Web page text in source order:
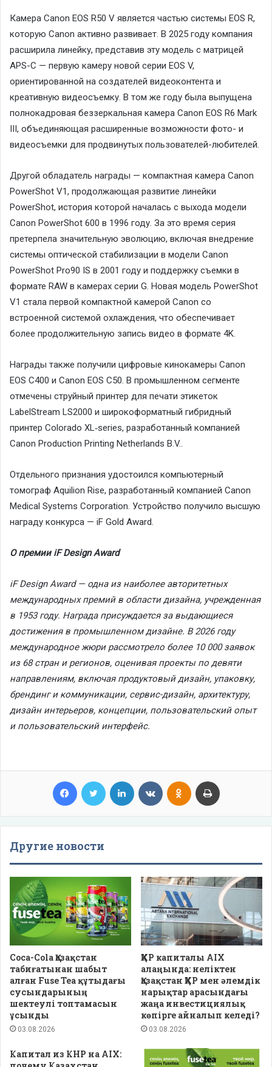
Камера Canon EOS R50 V является частью системы EOS R,
которую Canon активно развивает. В 2025 году компания
расширила линейку, представив эту модель с матрицей
APS-C — первую камеру новой серии EOS V,
ориентированной на создателей видеоконтента и
креативную видеосъемку. В том же году была выпущена
полнокадровая беззеркальная камера Canon EOS R6 Mark
III, объединяющая расширенные возможности фото- и
видеосъемки для продвинутых пользователей-любителей.
Другой обладатель награды — компактная камера Canon
PowerShot V1, продолжающая развитие линейки
PowerShot, история которой началась с выхода модели
Canon PowerShot 600 в 1996 году. За это время серия
претерпела значительную эволюцию, включая внедрение
системы оптической стабилизации в модели Canon
PowerShot Pro90 IS в 2001 году и поддержку съемки в
формате RAW в камерах серии G. Новая модель PowerShot
V1 стала первой компактной камерой Canon со
встроенной системой охлаждения, что обеспечивает
более продолжительную запись видео в формате 4K.
Награды также получили цифровые кинокамеры Canon
EOS C400 и Canon EOS C50. В промышленном сегменте
отмечены струйный принтер для печати этикеток
LabelStream LS2000 и широкоформатный гибридный
принтер Colorado XL‑series, разработанный компанией
Canon Production Printing Netherlands B.V..
Отдельного признания удостоился компьютерный
томограф Aquilion Rise, разработанный компанией Canon
Medical Systems Corporation. Устройство получило высшую
награду конкурса — iF Gold Award.
О премии iF Design Award
iF Design Award — одна из наиболее авторитетных
международных премий в области дизайна, учрежденная
в 1953 году. Награда присуждается за выдающиеся
достижения в промышленном дизайне. В 2026 году
международное жюри рассмотрело более 10 000 заявок
из 68 стран и регионов, оценивая проекты по девяти
направлениям, включая продуктовый дизайн, упаковку,
брендинг и коммуникации, сервис-дизайн, архитектуру,
дизайн интерьеров, концепции, пользовательский опыт
и пользовательский интерфейс.
Facebook Twitter LinkedIn VKontakteOdnoklassniki
Другие новости
Coca-Cola Қазақстан
табиғатынан шабыт
алған Fuse Tea құтыдағы
сусындарының
шектеулі топтамасын
ұсынды
03.08.2026
ҚХР капиталы AIX
алаңында: неліктен
Қазақстан ҚХР мен әлемдік
нарықтар арасындағы
жаңа инвестициялық
көпірге айналып келеді?
03.08.2026
Капитал из КНР на AIX: